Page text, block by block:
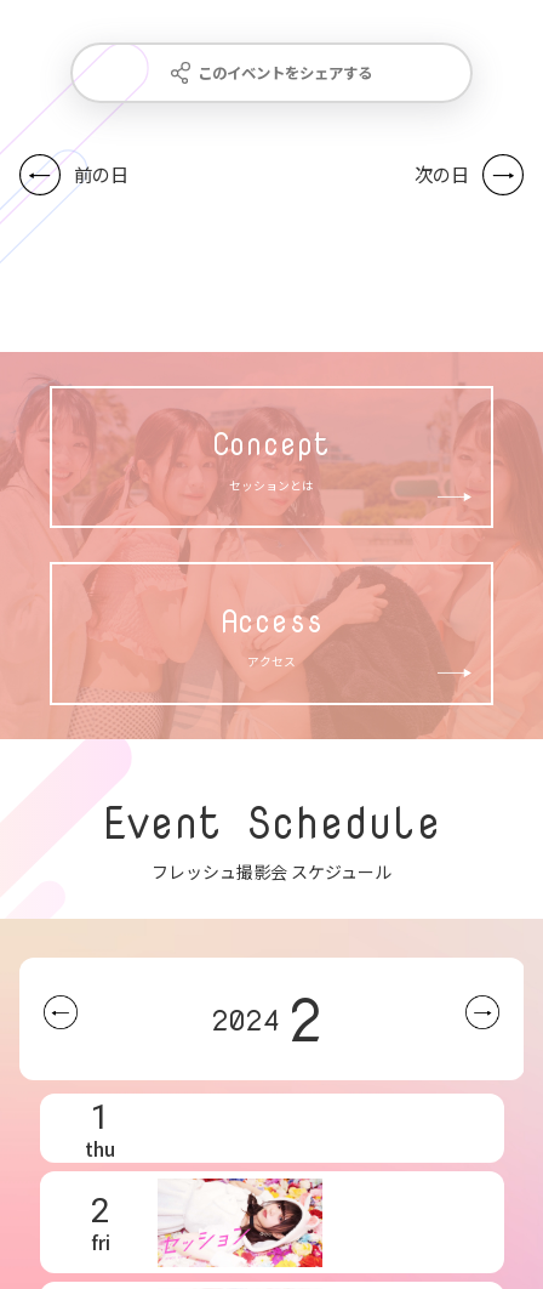
このイベントをシェアする
前の日 次の日
Concept
セッションとは
Access
アクセス
Event Schedule
フレッシュ撮影会 スケジュール
2024 2
1
thu
2
fri